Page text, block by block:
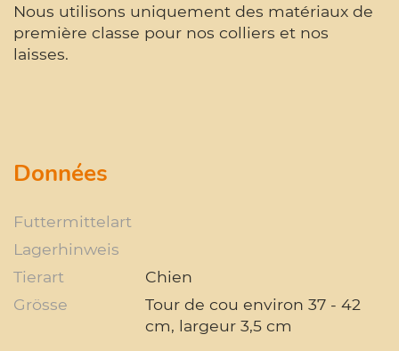
Nous utilisons uniquement des matériaux de
première classe pour nos colliers et nos
laisses.
Données
Futtermittelart
Lagerhinweis
Tierart
Chien
Grösse
Tour de cou environ 37 - 42
cm, largeur 3,5 cm